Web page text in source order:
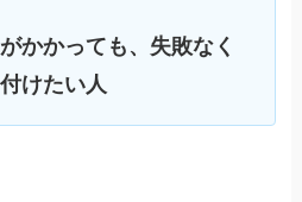
かかっても、失敗なく
けたい人